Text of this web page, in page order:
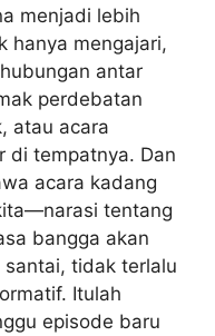
menjadi lebih
hanya mengajari,
antar
perdebatan
atau acara
di tempatnya. Dan
acara kadang
tentang
bangga akan
tidak terlalu
Itulah
episode baru